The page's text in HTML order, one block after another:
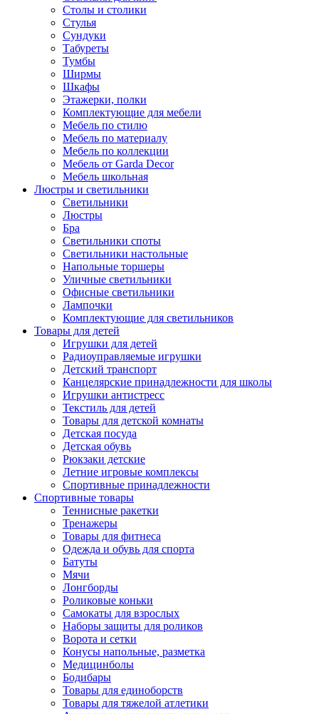
Столы и столики
Стулья
Сундуки
Табуреты
Тумбы
Ширмы
Шкафы
Этажерки, полки
Комплектующие для мебели
Мебель по стилю
Мебель по материалу
Мебель по коллекции
Мебель от Garda Decor
Мебель школьная
Люстры и светильники
Светильники
Люстры
Бра
Светильники споты
Светильники настольные
Напольные торшеры
Уличные светильники
Офисные светильники
Лампочки
Комплектующие для светильников
Товары для детей
Игрушки для детей
Радиоуправляемые игрушки
Детский транспорт
Канцелярские принадлежности для школы
Игрушки антистресс
Текстиль для детей
Товары для детской комнаты
Детская посуда
Детская обувь
Рюкзаки детские
Летние игровые комплексы
Спортивные принадлежности
Спортивные товары
Теннисные ракетки
Тренажеры
Товары для фитнеса
Одежда и обувь для спорта
Батуты
Мячи
Лонгборды
Роликовые коньки
Самокаты для взрослых
Наборы защиты для роликов
Ворота и сетки
Конусы напольные, разметка
Медицинболы
Бодибары
Товары для единоборств
Товары для тяжелой атлетики